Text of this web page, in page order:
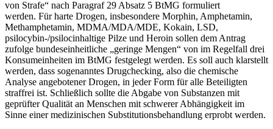
von Strafe“ nach Paragraf 29 Absatz 5 BtMG formuliert
werden. Für harte Drogen, insbesondere Morphin, Amphetamin,
Methamphetamin, MDMA/MDA/MDE, Kokain, LSD,
psilocybin-/psilocinhaltige Pilze und Heroin sollen dem Antrag
zufolge bundeseinheitliche „geringe Mengen“ von im Regelfall drei
Konsumeinheiten im BtMG festgelegt werden. Es soll auch klarstellt
werden, dass sogenanntes Drugchecking, also die chemische
Analyse angebotener Drogen, in jeder Form für alle Beteiligten
straffrei ist. Schließlich sollte die Abgabe von Substanzen mit
geprüfter Qualität an Menschen mit schwerer Abhängigkeit im
Sinne einer medizinischen Substitutionsbehandlung erprobt werden.